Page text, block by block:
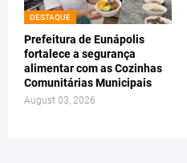
DESTAQUE
Prefeitura de Eunápolis
fortalece a segurança
alimentar com as Cozinhas
Comunitárias Municipais
August 03, 2026